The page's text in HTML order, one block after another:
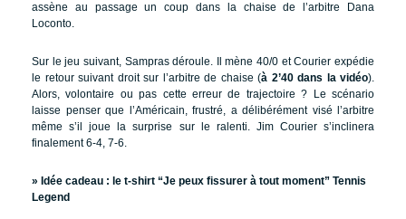
assène au passage un coup dans la chaise de l’arbitre Dana
Loconto.
Sur le jeu suivant, Sampras déroule. Il mène 40/0 et Courier expédie
le retour suivant droit sur l’arbitre de chaise (à 2’40 dans la vidéo).
Alors, volontaire ou pas cette erreur de trajectoire ? Le scénario
laisse penser que l’Américain, frustré, a délibérément visé l’arbitre
même s’il joue la surprise sur le ralenti. Jim Courier s’inclinera
finalement 6-4, 7-6.
» Idée cadeau : le t-shirt “Je peux fissurer à tout moment” Tennis
Legend